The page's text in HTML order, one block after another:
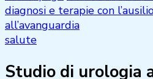
diagnosi e terapie con
all’avanguardia
salute
Studio di urologia